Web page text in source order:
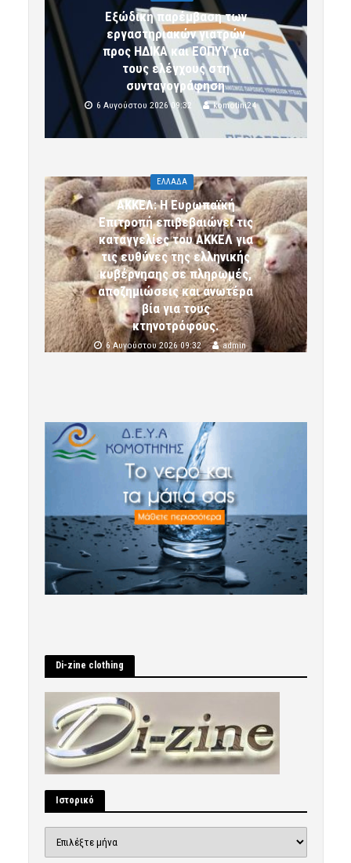
Εξώδικη παρέμβαση των
εργαστηριακών γιατρών
προς ΗΔΙΚΑ και ΕΟΠΥΥ για
τους ελέγχους στη
συνταγογράφηση
6 Αυγούστου 2026 09:32 komotini24
ΕΛΛΑΔΑ
ΑΚΚΕΛ: Η Ευρωπαϊκή
Επιτροπή επιβεβαιώνει τις
καταγγελίες του ΑΚΚΕΛ για
τις ευθύνες της ελληνικής
κυβέρνησης σε πληρωμές,
αποζημιώσεις και ανωτέρα
βία για τους
κτηνοτρόφους.
6 Αυγούστου 2026 09:32 admin
Di-zine clothing
Ιστορικό